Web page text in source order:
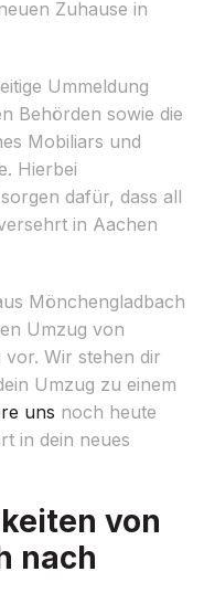
Zuhause in
Ummeldung
Behörden sowie die
Mobiliars und
Hierbei
dafür, dass all
in Aachen
Mönchengladbach
Umzug von
Wir stehen dir
Umzug zu einem
uns noch heute
in dein neues
von
nach